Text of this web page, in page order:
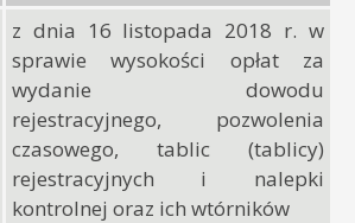
z dnia 16 listopada 2018 r. w
sprawie wysokości opłat za
wydanie dowodu
rejestracyjnego, pozwolenia
czasowego, tablic (tablicy)
rejestracyjnych i nalepki
kontrolnej oraz ich wtórników